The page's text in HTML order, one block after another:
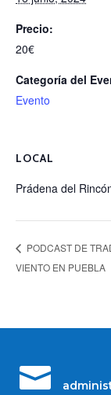
Precio:
20€
Categoría del
Evento
LOCAL
Prádena del
PODCAST DE
VIENTO EN PUEBLA
